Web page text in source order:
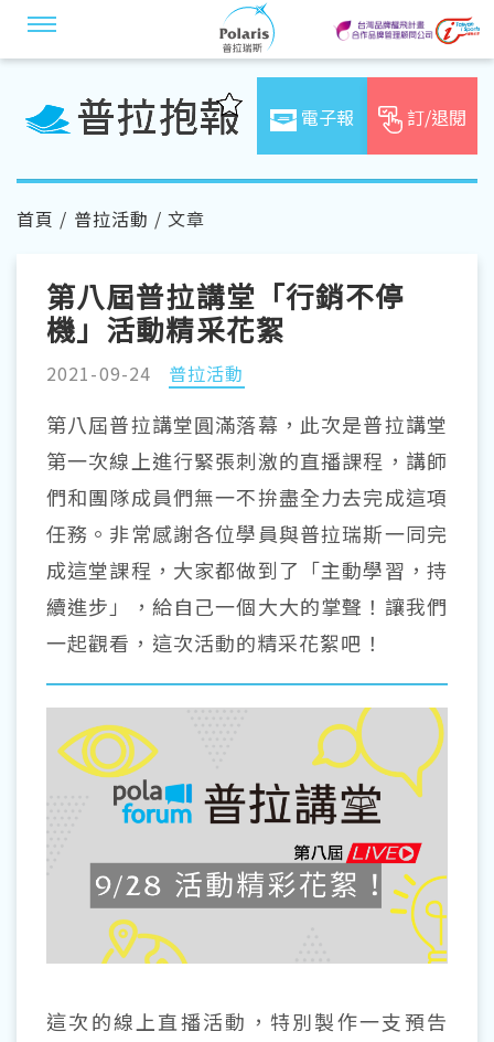
電子報 訂/退閱
首頁 / 普拉活動 / 文章
第八屆普拉講堂「行銷不停
機」活動精采花絮
2021-09-24 普拉活動
第八屆普拉講堂圓滿落幕，此次是普拉講堂
第一次線上進行緊張刺激的直播課程，講師
們和團隊成員們無一不拚盡全力去完成這項
任務。非常感謝各位學員與普拉瑞斯一同完
成這堂課程，大家都做到了「主動學習，持
續進步」，給自己一個大大的掌聲！讓我們
一起觀看，這次活動的精采花絮吧！
這次的線上直播活動，特別製作一支預告